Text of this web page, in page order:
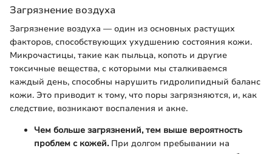
Загрязнение воздуха
Загрязнение воздуха — один из основных растущих
факторов, способствующих ухудшению состояния кожи.
Микрочастицы, такие как пыльца, копоть и другие
токсичные вещества, с которыми мы сталкиваемся
каждый день, способны нарушить гидролипидный баланс
кожи. Это приводит к тому, что поры загрязняются, и, как
следствие, возникают воспаления и акне.
Чем больше загрязнений, тем выше вероятность
проблем с кожей.При долгом пребывании на